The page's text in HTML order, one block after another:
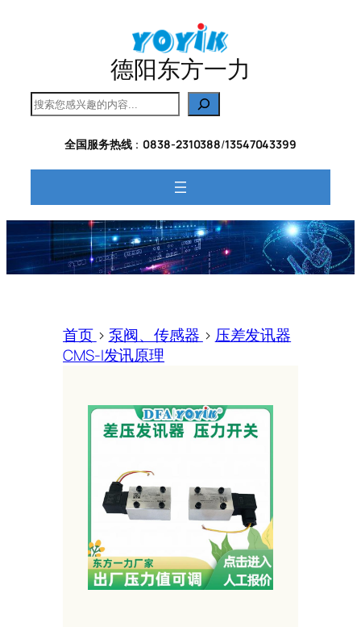
德阳东方一力
搜
索
全国服务热线： 0838-2310388/13547043399
首页 > 泵阀、传感器 > 压差发讯器
CMS-I发讯原理